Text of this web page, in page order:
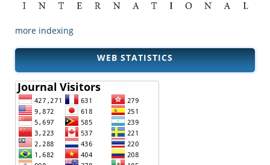
more indexing
WEB STATISTICS